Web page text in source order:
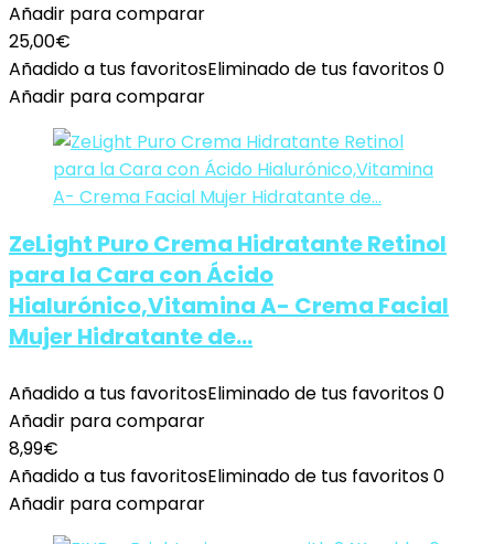
Añadir para comparar
25,00€
Añadido a tus favoritosEliminado de tus favoritos0
Añadir para comparar
ZeLight Puro Crema Hidratante Retinol
para la Cara con Ácido
Hialurónico,Vitamina A- Crema Facial
Mujer Hidratante de…
Añadido a tus favoritosEliminado de tus favoritos0
Añadir para comparar
8,99€
Añadido a tus favoritosEliminado de tus favoritos0
Añadir para comparar